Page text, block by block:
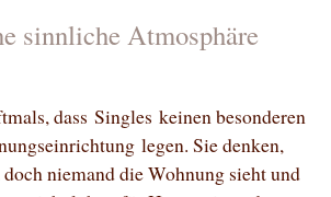
sinnliche Atmosphäre
dass Singles keinen besonderen
legen. Sie denken,
niemand die Wohnung sieht und